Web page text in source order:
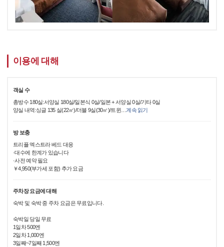
이용에 대해
객실 수
총방수 180실:서양실 180실/일본식 0실/일본 + 서양실 0실/기타 0실
양실 내역:싱글 135 실(22㎡)/더블 9실(30㎡)/트윈… 계속 읽기
방 보충
트리플 엑스트라 베드 대응
·대수에 한계가 있습니다
·사전 예약 필요
￥4,950(부가세 포함) 추가 요금
주차장 요금에 대해
숙박 및 숙박 중 주차 요금은 무료입니다.
숙박일 당일 무료
1일차 500엔
2일차 1,000엔
3일째~7일째 1,500엔